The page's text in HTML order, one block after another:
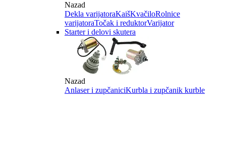
Nazad
Dekla varijatoraKaišKvačiloRolnice
varijatoraTočak i reduktorVarijator
Starter i delovi skutera
Nazad
Anlaser i zupčaniciKurbla i zupčanik kurble